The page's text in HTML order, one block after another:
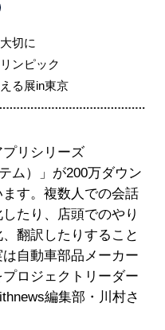
切に
ンピック
る展in東京
リシリーズ
ム）」が200万ダウン
す。複数人での会話
たり、店頭でのやり
翻訳したりすること
自動車部品メーカー
ロジェクトリーダー
編集部・川村さ